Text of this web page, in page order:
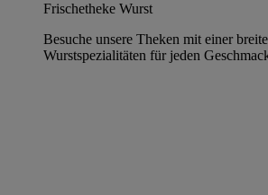
Frischetheke Wurst
Besuche unsere Theken mit einer
Wurstspezialitäten für jeden